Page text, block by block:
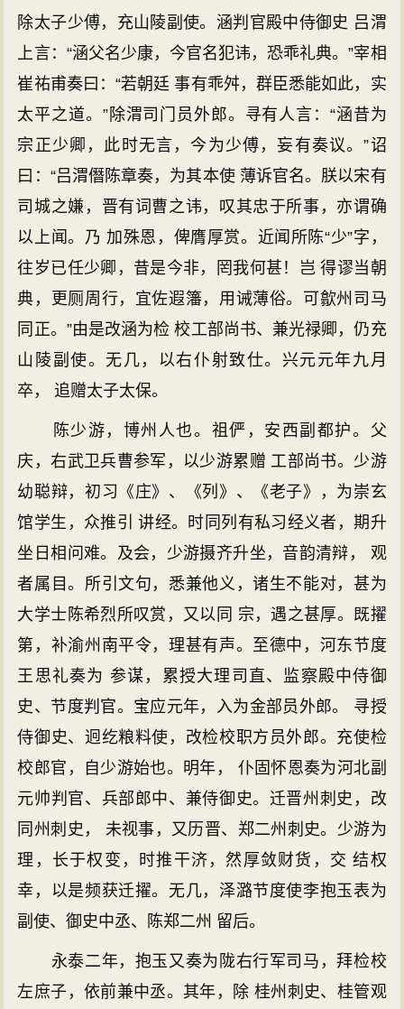
除太子少傅，充山陵副使。涵判官殿中侍御史 吕渭
上言：“涵父名少康，今官名犯讳，恐乖礼典。”宰相
崔祐甫奏曰：“若朝廷 事有乖舛，群臣悉能如此，实
太平之道。”除渭司门员外郎。寻有人言：“涵昔为
宗正少卿，此时无言，今为少傅，妄有奏议。”诏
曰：“吕渭僭陈章奏，为其本使 薄诉官名。朕以宋有
司城之嫌，晋有词曹之讳，叹其忠于所事，亦谓确
以上闻。乃 加殊恩，俾膺厚赏。近闻所陈“少”字，
往岁已任少卿，昔是今非，罔我何甚！岂 得谬当朝
典，更厕周行，宜佐遐籓，用诫薄俗。可歙州司马
同正。”由是改涵为检 校工部尚书、兼光禄卿，仍充
山陵副使。无几，以右仆射致仕。兴元元年九月
卒， 追赠太子太保。
陈少游，博州人也。祖俨，安西副都护。父
庆，右武卫兵曹参军，以少游累赠 工部尚书。少游
幼聪辩，初习《庄》、《列》、《老子》，为崇玄
馆学生，众推引 讲经。时同列有私习经义者，期升
坐日相问难。及会，少游摄齐升坐，音韵清辩， 观
者属目。所引文句，悉兼他义，诸生不能对，甚为
大学士陈希烈所叹赏，又以同 宗，遇之甚厚。既擢
第，补渝州南平令，理甚有声。至德中，河东节度
王思礼奏为 参谋，累授大理司直、监察殿中侍御
史、节度判官。宝应元年，入为金部员外郎。 寻授
侍御史、迥纥粮料使，改检校职方员外郎。充使检
校郎官，自少游始也。明年， 仆固怀恩奏为河北副
元帅判官、兵部郎中、兼侍御史。迁晋州刺史，改
同州刺史， 未视事，又历晋、郑二州刺史。少游为
理，长于权变，时推干济，然厚敛财货，交 结权
幸，以是频获迁擢。无几，泽潞节度使李抱玉表为
副使、御史中丞、陈郑二州 留后。
永泰二年，抱玉又奏为陇右行军司马，拜检校
左庶子，依前兼中丞。其年，除 桂州刺史、桂管观